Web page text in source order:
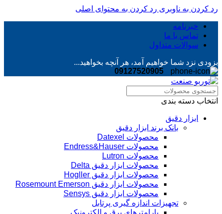
رد کردن به ناوبری رد کردن به محتوای اصلی
خبرنامه
تماس با ما
سوالات متداول
بزودی نزد شما خواهیم آمد، هر آنچه بخواهید...
09127520905
انتخاب دسته بندی
ابزار دقیق
بانک برند ابزار دقیق
محصولات Datexel
محصولات Endress&Hauser
محصولات Lutron
محصولات ابزار دقیق Delta
محصولات ابزار دقیق Hogller
محصولات ابزار دقیق Rosemount Emerson
محصولات ابزار دقیق Sensys
تجهیزات اندازه گیری پرتابل
پارامترهای برق و الکترونیک